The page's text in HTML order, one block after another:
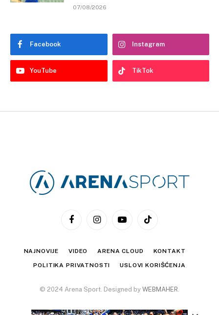
07/08/2026
Facebook Instagram
YouTube TikTok
FacebookInstagramYouTubeTikTok
NAJNOVIJE VIDEO ARENA CLOUD KONTAKT
POLITIKA PRIVATNOSTI USLOVI KORIŠĆENJA
© 2024 Arena Sport. Designed by WEBMAHER.